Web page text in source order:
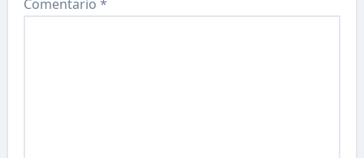
Comentario*